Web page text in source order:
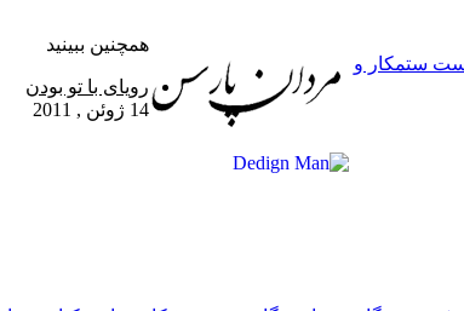
ستمکار و
همچنین ببینید
رویای با تو بودن
14 ژوئن , 2011
فیس
بوک
X
واتس
آپ
تلگرام
وایبر
دکمه
بازگشت